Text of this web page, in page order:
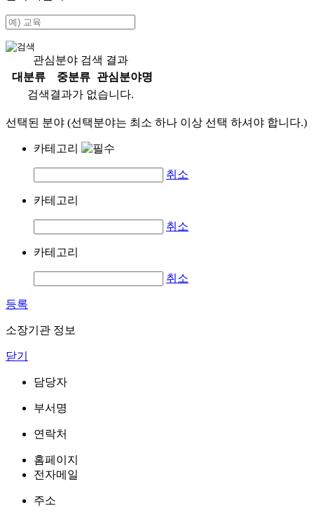
관심분야 검색 결과
대분류
중분류
관심분야명
검색결과가 없습니다.
선택된 분야 (선택분야는 최소 하나 이상 선택 하셔야 합니다.)
카테고리
취소
카테고리
취소
카테고리
취소
등록
소장기관 정보
닫기
담당자
부서명
연락처
홈페이지
전자메일
주소